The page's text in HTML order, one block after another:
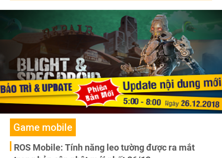
Game mobile
ROS Mobile: Tính năng leo tường được ra mắt